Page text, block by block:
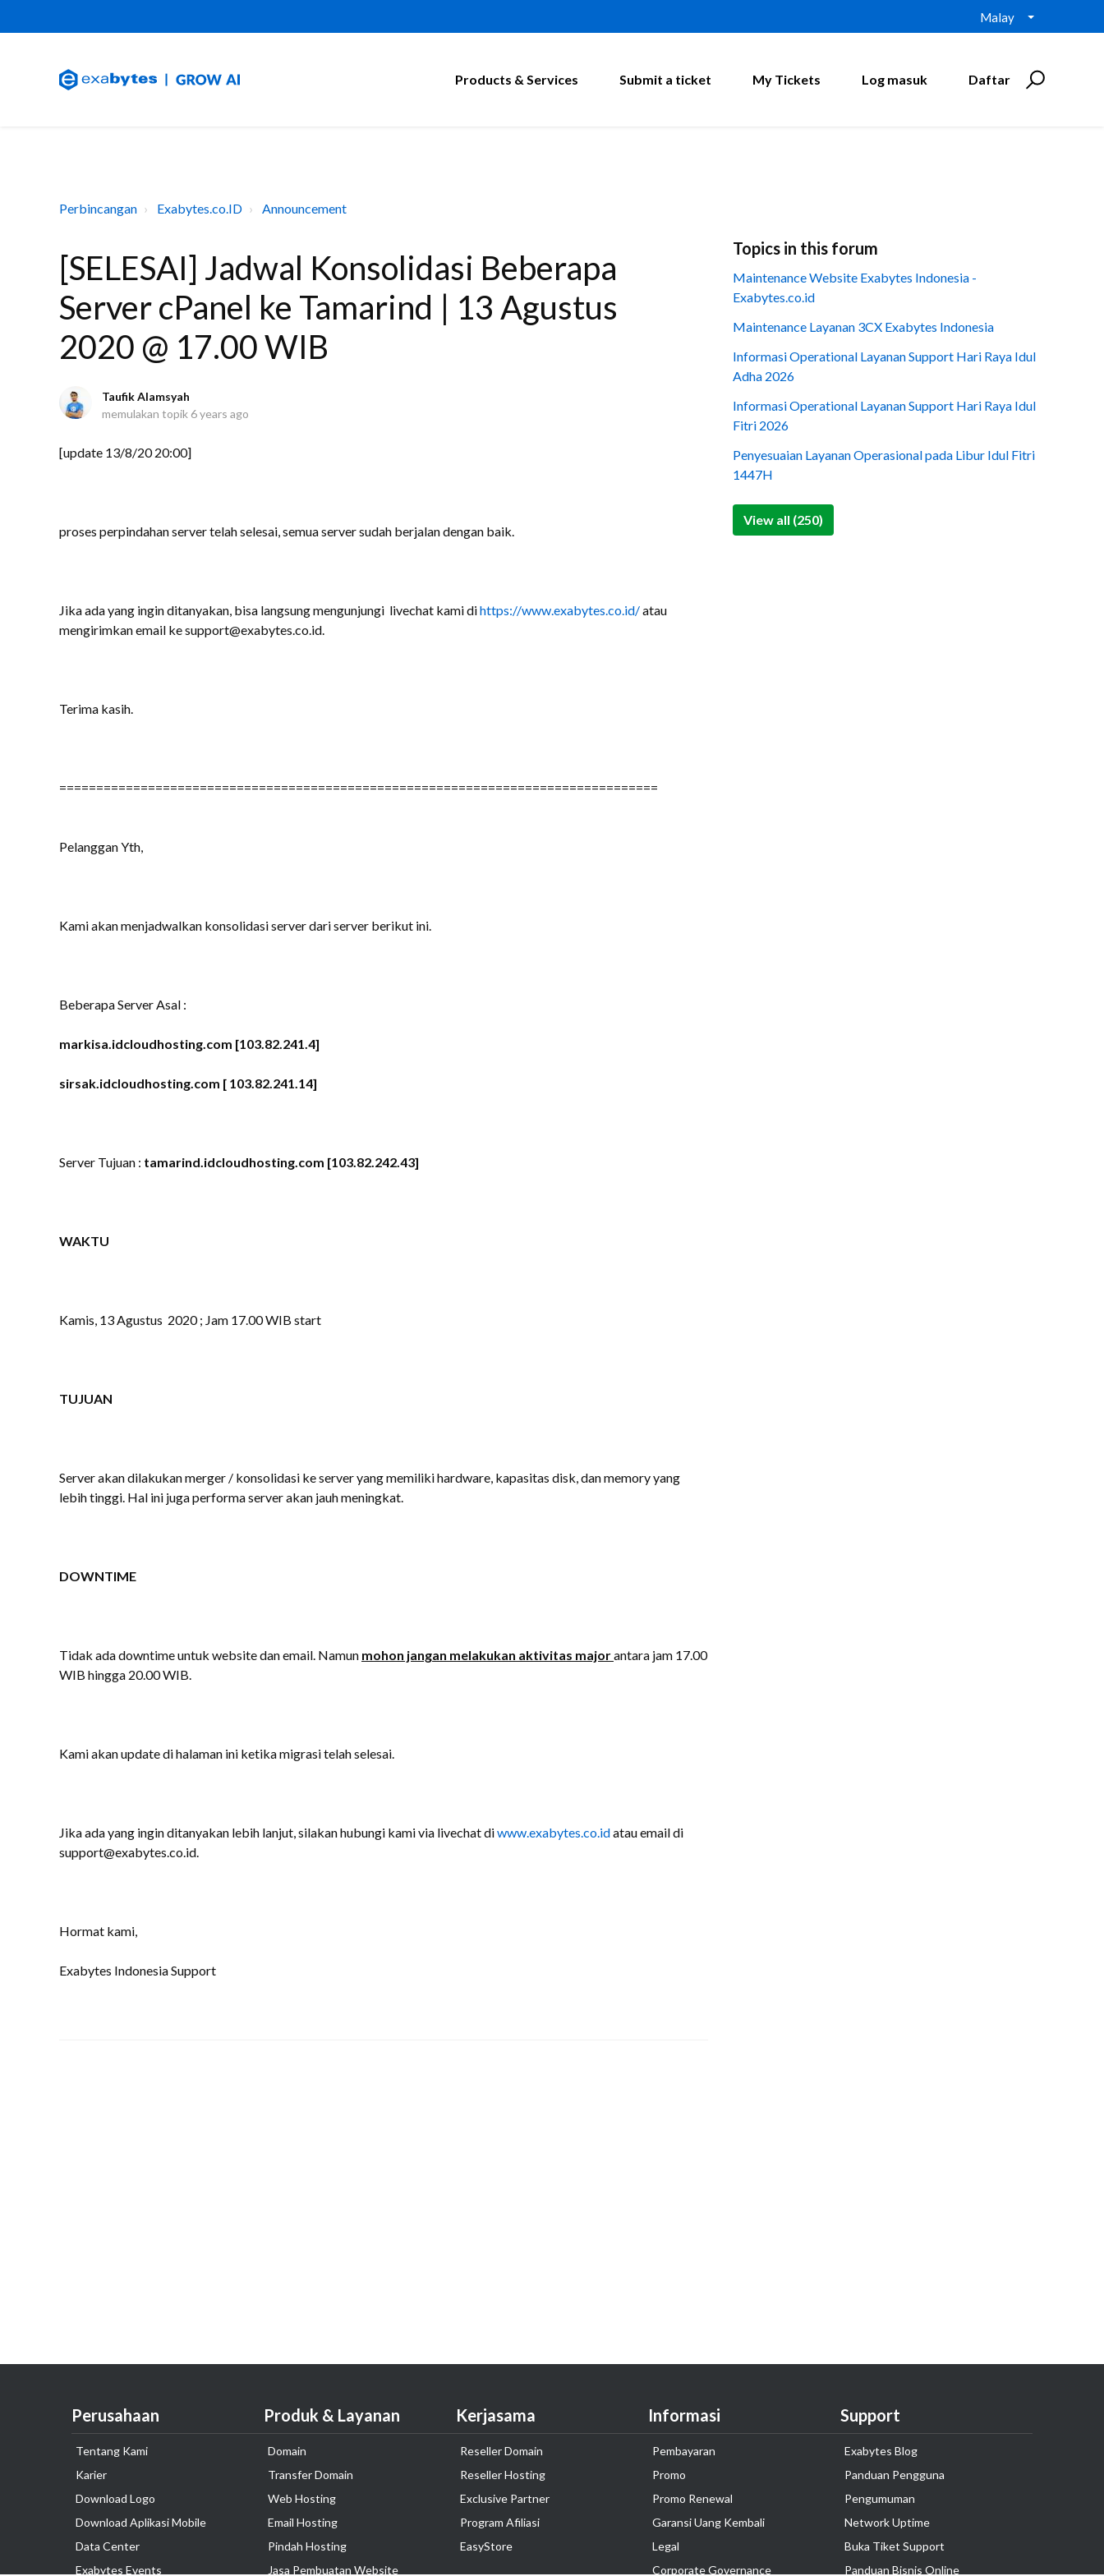
Malay
Products & Services Submit a ticket My Tickets Log masuk Daftar
Perbincangan Exabytes.co.ID Announcement
[SELESAI] Jadwal Konsolidasi Beberapa
Server cPanel ke Tamarind | 13 Agustus
2020 @ 17.00 WIB
Taufik Alamsyah
memulakan topik 6 years ago
[update 13/8/20 20:00]
proses perpindahan server telah selesai, semua server sudah berjalan dengan baik.
Jika ada yang ingin ditanyakan, bisa langsung mengunjungi livechat kami dihttps://www.exabytes.co.id/atau
mengirimkan email ke support@exabytes.co.id.
Terima kasih.
=================================================================================
Pelanggan Yth,
Kami akan menjadwalkan konsolidasi server dari server berikut ini.
Beberapa Server Asal :
markisa.idcloudhosting.com [103.82.241.4]
sirsak.idcloudhosting.com [ 103.82.241.14]
Server Tujuan : tamarind.idcloudhosting.com [103.82.242.43]
WAKTU
Kamis, 13 Agustus 2020 ; Jam 17.00 WIB start
TUJUAN
Server akan dilakukan merger / konsolidasi ke server yang memiliki hardware, kapasitas disk, dan memory yang
lebih tinggi. Hal ini juga performa server akan jauh meningkat.
DOWNTIME
Tidak ada downtime untuk website dan email. Namun mohon jangan melakukan aktivitas majorantara jam 17.00
WIB hingga 20.00 WIB.
Kami akan update di halaman ini ketika migrasi telah selesai.
Jika ada yang ingin ditanyakan lebih lanjut, silakan hubungi kami via livechat diwww.exabytes.co.idatau email di
support@exabytes.co.id.
Hormat kami,
Exabytes Indonesia Support
Topics in this forum
Maintenance Website Exabytes Indonesia -
Exabytes.co.id
Maintenance Layanan 3CX Exabytes Indonesia
Informasi Operational Layanan Support Hari Raya Idul
Adha 2026
Informasi Operational Layanan Support Hari Raya Idul
Fitri 2026
Penyesuaian Layanan Operasional pada Libur Idul Fitri
1447H
View all (250)
Perusahaan
Tentang Kami
Karier
Download Logo
Download Aplikasi Mobile
Data Center
Exabytes Events
Produk & Layanan
Domain
Transfer Domain
Web Hosting
Email Hosting
Pindah Hosting
Jasa Pembuatan Website
Kerjasama
Reseller Domain
Reseller Hosting
Exclusive Partner
Program Afiliasi
EasyStore
Informasi
Pembayaran
Promo
Promo Renewal
Garansi Uang Kembali
Legal
Corporate Governance
Support
Exabytes Blog
Panduan Pengguna
Pengumuman
Network Uptime
Buka Tiket Support
Panduan Bisnis Online